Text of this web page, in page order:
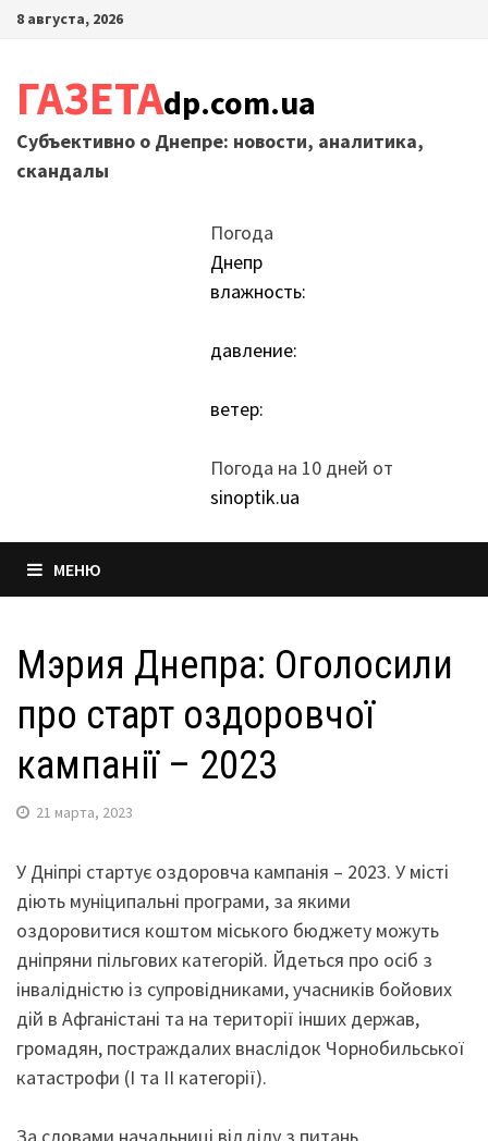
Перейти
8 августа, 2026
ГАЗЕТАdp.com.ua
Субъективно о Днепре: новости, аналитика,
скандалы
Погода
Днепр
влажность:
давление:
ветер:
Погода на 10 дней от
sinoptik.ua
МЕНЮ
Мэрия Днепра: Оголосили
про старт оздоровчої
кампанії – 2023
21 марта, 2023
У Дніпрі стартує оздоровча кампанія – 2023. У місті
діють муніципальні програми, за якими
оздоровитися коштом міського бюджету можуть
дніпряни пільгових категорій. Йдеться про осіб з
інвалідністю із супровідниками, учасників бойових
дій в Афганістані та на території інших держав,
громадян, постраждалих внаслідок Чорнобильської
катастрофи (І та ІІ категорії).